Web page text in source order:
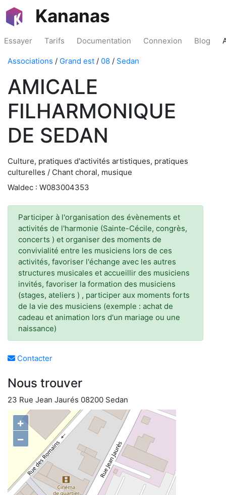
Kananas
Essayer Tarifs Documentation Connexion Blog
Associations / Grand est / 08 / Sedan
AMICALE
FILHARMONIQUE
DE SEDAN
Culture, pratiques d'activités artistiques, pratiques
culturelles / Chant choral, musique
Waldec : W083004353
Participer à l'organisation des évènements et
activités de l'harmonie (Sainte-Cécile, congrès,
concerts ) et organiser des moments de
convivialité entre les musiciens lors de ces
activités, favoriser l'échange avec les autres
structures musicales et accueillir des musiciens
invités, favoriser la formation des musiciens
(stages, ateliers ) , participer aux moments forts
de la vie des musiciens (exemple : achat de
cadeau et animation lors d'un mariage ou une
naissance)
Contacter
Nous trouver
23 Rue Jean Jaurés 08200 Sedan
+
−